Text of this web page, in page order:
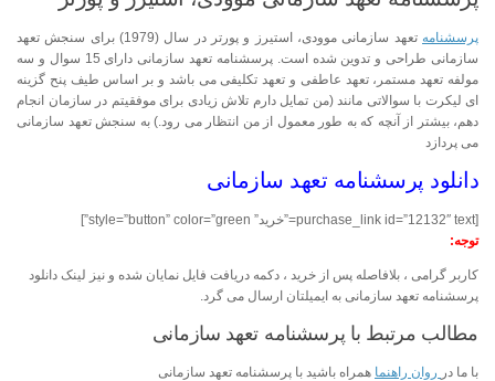
پرسشنامه
تعهد سازمانی موودی، استیرز و پورتر در سال (1979) برای سنجش تعهد
سازمانی طراحی و تدوین شده است. پرسشنامه تعهد سازمانی دارای 15 سوال و سه
مولفه تعهد مستمر، تعهد عاطفی و تعهد تکلیفی می باشد و بر اساس طیف پنح گزینه
ای لیکرت با سوالاتی مانند (من تمایل دارم تلاش زیادی برای موفقیتم در سازمان انجام
دهم، بیشتر از آنچه که به طور معمول از من انتظار می رود.) به سنجش تعهد سازمانی
می پردازد
دانلود پرسشنامه تعهد سازمانی
[purchase_link id=”12132″ text=”خرید” style=”button” color=”green”]
توجه:
کاربر گرامی ، بلافاصله پس از خرید ، دکمه دریافت فایل نمایان شده و نیز لینک دانلود
پرسشنامه تعهد سازمانی به ایمیلتان ارسال می گرد.
مطالب مرتبط با پرسشنامه تعهد سازمانی
با ما در روان راهنما همراه باشید با پرسشنامه تعهد سازمانی